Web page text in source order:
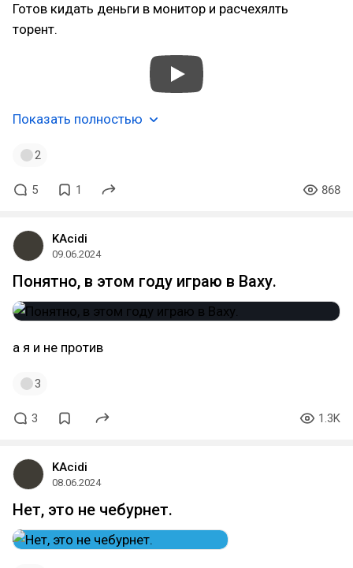
Готов кидать деньги в монитор и расчехялть
торент.
Показать полностью
2
5 1 868
KAcidi
09.06.2024
Понятно, в этом году играю в Ваху.
а я и не против
3
3 1.3K
KAcidi
08.06.2024
Нет, это не чебурнет.